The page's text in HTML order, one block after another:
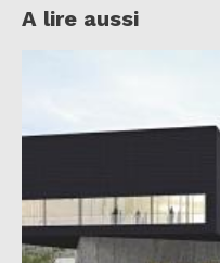
A lire aussi